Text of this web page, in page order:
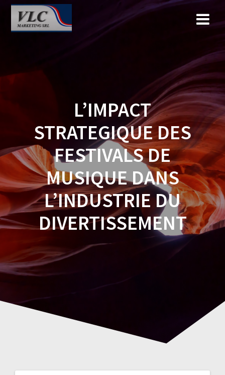
contenido
L’IMPACT
STRATEGIQUE DES
FESTIVALS DE
MUSIQUE DANS
L’INDUSTRIE DU
DIVERTISSEMENT